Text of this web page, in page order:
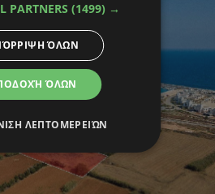
PARTNERS (1499) →
ΌΛΩΝ
ΌΛΩΝ
ΛΕΠΤΟΜΕΡΕΙΏΝ